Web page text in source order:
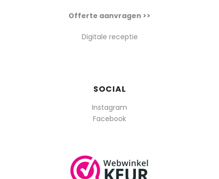
Offerte aanvragen >>
Digitale receptie
SOCIAL
Instagram
Facebook